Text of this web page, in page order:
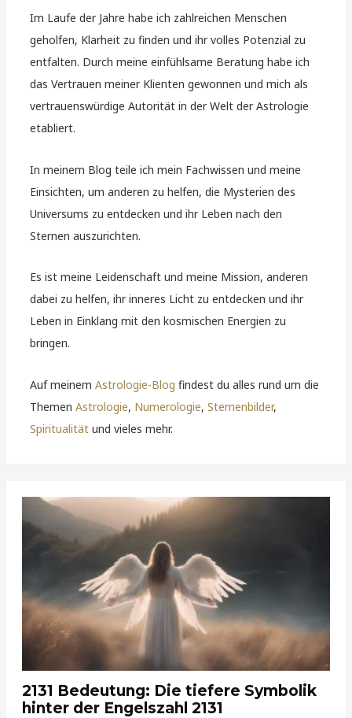
Im Laufe der Jahre habe ich zahlreichen Menschen
geholfen, Klarheit zu finden und ihr volles Potenzial zu
entfalten. Durch meine einfühlsame Beratung habe ich
das Vertrauen meiner Klienten gewonnen und mich als
vertrauenswürdige Autorität in der Welt der Astrologie
etabliert.
In meinem Blog teile ich mein Fachwissen und meine
Einsichten, um anderen zu helfen, die Mysterien des
Universums zu entdecken und ihr Leben nach den
Sternen auszurichten.
Es ist meine Leidenschaft und meine Mission, anderen
dabei zu helfen, ihr inneres Licht zu entdecken und ihr
Leben in Einklang mit den kosmischen Energien zu
bringen.
Auf meinemAstrologie-Blog findest du alles rund um die
ThemenAstrologie, Numerologie,Sternenbilder,
Spiritualität und vieles mehr.
2131 Bedeutung: Die tiefere Symbolik
hinter der Engelszahl 2131